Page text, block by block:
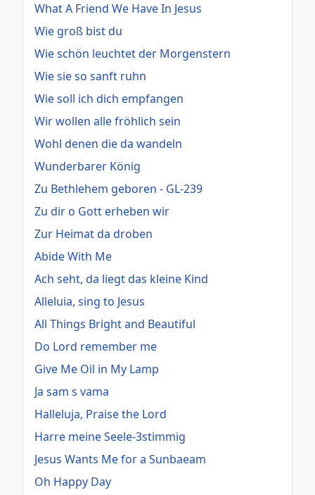
What A Friend We Have In Jesus
Wie groß bist du
Wie schön leuchtet der Morgenstern
Wie sie so sanft ruhn
Wie soll ich dich empfangen
Wir wollen alle fröhlich sein
Wohl denen die da wandeln
Wunderbarer König
Zu Bethlehem geboren - GL-239
Zu dir o Gott erheben wir
Zur Heimat da droben
Abide With Me
Ach seht, da liegt das kleine Kind
Alleluia, sing to Jesus
All Things Bright and Beautiful
Do Lord remember me
Give Me Oil in My Lamp
Ja sam s vama
Halleluja, Praise the Lord
Harre meine Seele-3stimmig
Jesus Wants Me for a Sunbaeam
Oh Happy Day